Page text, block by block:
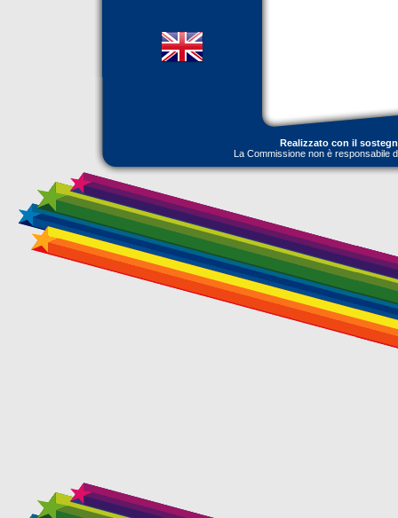
Realizzato con il
La Commissione non è responsabile